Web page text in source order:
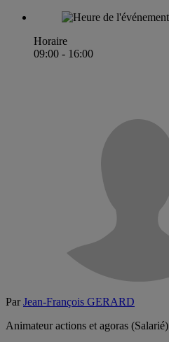
Horaire
09:00 - 16:00
ParJean-François GERARD
Animateur actions et agoras (Salarié)